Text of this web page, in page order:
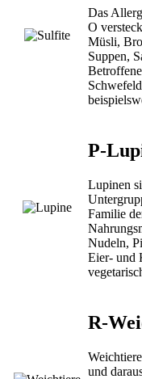
Das
O
Müsli,
Suppen,
P-
Lupinen
Familie
Nudeln,
Eier- und
R-
und